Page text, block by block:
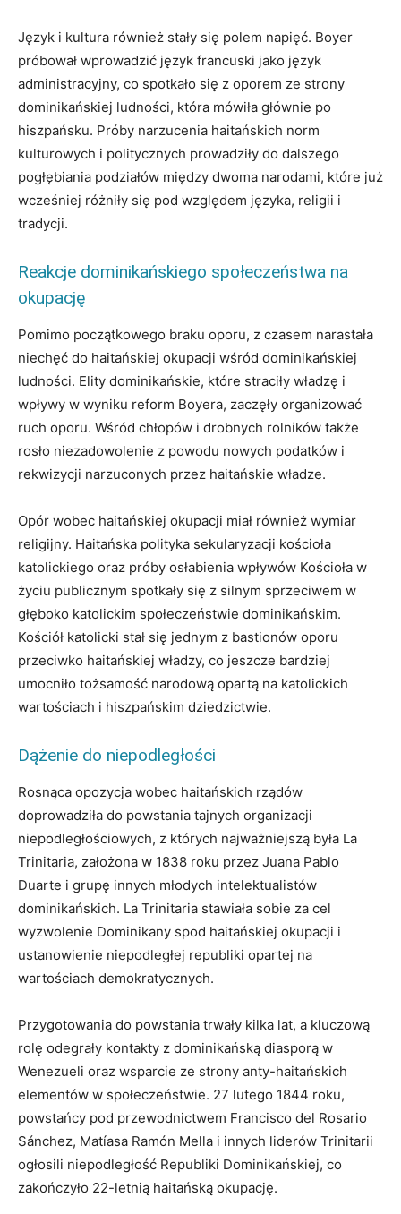
Język i kultura również stały się polem napięć. Boyer
próbował wprowadzić język francuski jako język
administracyjny, co spotkało się z oporem ze strony
dominikańskiej ludności, która mówiła głównie po
hiszpańsku. Próby narzucenia haitańskich norm
kulturowych i politycznych prowadziły do dalszego
pogłębiania podziałów między dwoma narodami, które już
wcześniej różniły się pod względem języka, religii i
tradycji.
Reakcje dominikańskiego społeczeństwa na
okupację
Pomimo początkowego braku oporu, z czasem narastała
niechęć do haitańskiej okupacji wśród dominikańskiej
ludności. Elity dominikańskie, które straciły władzę i
wpływy w wyniku reform Boyera, zaczęły organizować
ruch oporu. Wśród chłopów i drobnych rolników także
rosło niezadowolenie z powodu nowych podatków i
rekwizycji narzuconych przez haitańskie władze.
Opór wobec haitańskiej okupacji miał również wymiar
religijny. Haitańska polityka sekularyzacji kościoła
katolickiego oraz próby osłabienia wpływów Kościoła w
życiu publicznym spotkały się z silnym sprzeciwem w
głęboko katolickim społeczeństwie dominikańskim.
Kościół katolicki stał się jednym z bastionów oporu
przeciwko haitańskiej władzy, co jeszcze bardziej
umocniło tożsamość narodową opartą na katolickich
wartościach i hiszpańskim dziedzictwie.
Dążenie do niepodległości
Rosnąca opozycja wobec haitańskich rządów
doprowadziła do powstania tajnych organizacji
niepodległościowych, z których najważniejszą była La
Trinitaria, założona w 1838 roku przez Juana Pablo
Duarte i grupę innych młodych intelektualistów
dominikańskich. La Trinitaria stawiała sobie za cel
wyzwolenie Dominikany spod haitańskiej okupacji i
ustanowienie niepodległej republiki opartej na
wartościach demokratycznych.
Przygotowania do powstania trwały kilka lat, a kluczową
rolę odegrały kontakty z dominikańską diasporą w
Wenezueli oraz wsparcie ze strony anty-haitańskich
elementów w społeczeństwie. 27 lutego 1844 roku,
powstańcy pod przewodnictwem Francisco del Rosario
Sánchez, Matíasa Ramón Mella i innych liderów Trinitarii
ogłosili niepodległość Republiki Dominikańskiej, co
zakończyło 22-letnią haitańską okupację.